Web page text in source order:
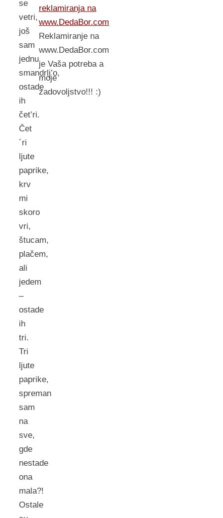
se
vetri,
još
sam
jednu
smandrlj’o,
ostade
ih
čet’ri.
Čet
´ri
ljute
paprike,
krv
mi
skoro
vri,
štucam,
plačem,
ali
jedem
–
ostade
ih
tri.
Tri
ljute
paprike,
spreman
sam
na
sve,
gde
nestade
ona
mala?!
Ostale
reklamiranja na
www.DedaBor.com
Reklamiranje na
www.DedaBor.com
je Vaša potreba a
moje
zadovoljstvo!!! :)